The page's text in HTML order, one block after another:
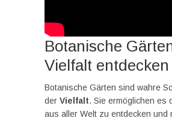
Botanische
Vielfalt entdecken
Botanische Gärten sind wahre
der Vielfalt. Sie ermöglichen es
aus aller Welt zu entdecken und